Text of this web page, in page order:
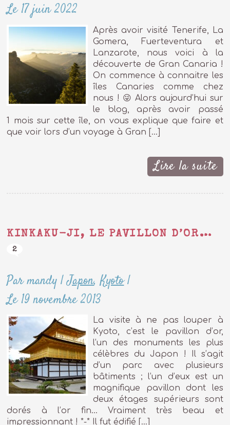
Le 17 juin 2022
Après avoir visité Tenerife, La
Gomera, Fuerteventura et
Lanzarote, nous voici à la
découverte de Gran Canaria !
On commence à connaitre les
îles Canaries comme chez
nous ! 😜 Alors aujourd’hui sur
le blog, après avoir passé
1 mois sur cette île, on vous explique que faire et
que voir lors d’un voyage à Gran […]
Lire la suite
KINKAKU-JI, LE PAVILLON D’OR…
2
Par mandy |Japon,Kyoto|
Le 19 novembre 2013
La visite à ne pas louper à
Kyoto, c’est le pavillon d’or,
l’un des monuments les plus
célèbres du Japon ! Il s’agit
d’un parc avec plusieurs
bâtiments ; l’un d’eux est un
magnifique pavillon dont les
deux étages supérieurs sont
dorés à l’or fin… Vraiment très beau et
impressionnant ! *-* Il fut édifié […]